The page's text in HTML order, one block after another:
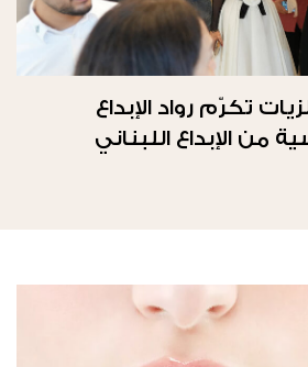
تكرّم رواد الإبداع
من الإبداع اللبناني